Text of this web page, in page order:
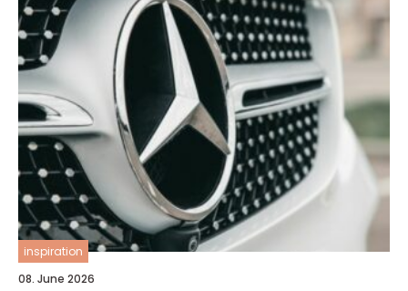
inspiration
08. June 2026